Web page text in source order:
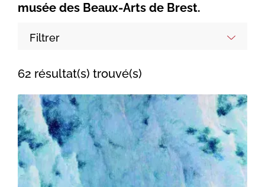
musée des Beaux-Arts de Brest.
Filtrer
62 résultat(s) trouvé(s)